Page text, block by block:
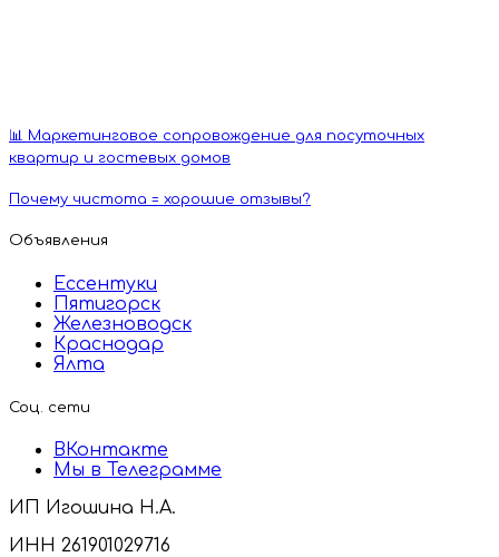
📊 Маркетинговое сопровождение для посуточных
квартир и гостевых домов
Почему чистота = хорошие отзывы?
Объявления
Ессентуки
Пятигорск
Железноводск
Краснодар
Ялта
Соц. сети
ВКонтакте
Мы в Телеграмме
ИП Игошина Н.А.
ИНН 261901029716